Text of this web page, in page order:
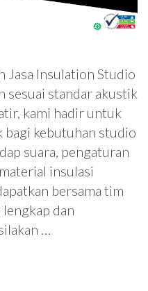
Jasa Insulation Studio
sesuai standar akustik
kami hadir untuk
bagi kebutuhan studio
suara, pengaturan
insulasi
bersama tim
dan
…